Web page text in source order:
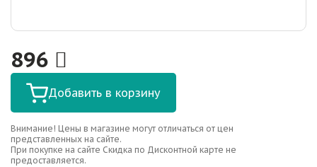
896
Добавить в корзину
Внимание! Цены в магазине могут отличаться от цен
представленных на сайте.
При покупке на сайте Скидка по Дисконтной карте не
предоставляется.